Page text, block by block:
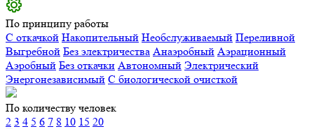
По принципу работы
С откачкой Накопительный Необслуживаемый Переливной
Выгребной Без электричества Анаэробный Аэрационный
Аэробный Без откачки Автономный Электрический
Энергонезависимый С биологической очисткой
По количеству человек
2 3 4 5 6 7 8 10 15 20